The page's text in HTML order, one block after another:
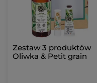
Zestaw 3 produktów
Oliwka & Petit grain